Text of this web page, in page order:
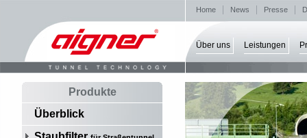
Home News Presse
Über uns Leistungen
Produkte
Überblick